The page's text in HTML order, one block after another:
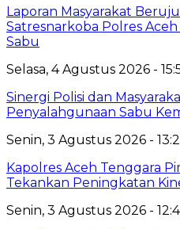
Laporan Masyarakat
Satresnarkoba Polres
Sabu
Selasa, 4 Agustus 2026 -
Sinergi Polisi dan
Penyalahgunaan Sabu
Senin, 3 Agustus 2026 -
Kapolres Aceh Tenggara
Tekankan Peningkatan
Senin, 3 Agustus 2026 -